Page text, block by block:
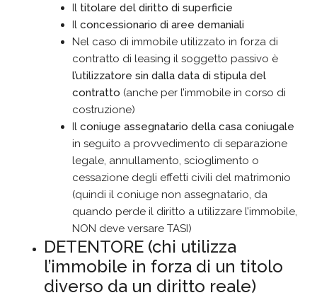
Il titolare del diritto di superficie
Ilconcessionario di aree demaniali
Nel caso di immobile utilizzato in forza di
contratto di leasing il soggetto passivo è
l’utilizzatore sin dalla data di stipula del
contratto (anche per l’immobile in corso di
costruzione)
Ilconiuge assegnatario della casa coniugale
in seguito a provvedimento di separazione
legale, annullamento, scioglimento o
cessazione degli effetti civili del matrimonio
(quindi il coniuge non assegnatario, da
quando perde il diritto a utilizzare l’immobile,
NON deve versare TASI)
DETENTORE (chi utilizza
l’immobile in forza di un titolo
diverso da un diritto reale)